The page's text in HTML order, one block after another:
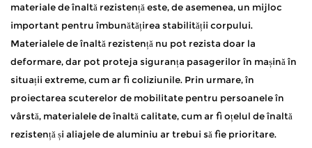
materiale de înaltă rezistență este, de asemenea, un mijloc
important pentru îmbunătățirea stabilității corpului.
Materialele de înaltă rezistență nu pot rezista doar la
deformare, dar pot proteja siguranța pasagerilor în mașină în
situații extreme, cum ar fi coliziunile. Prin urmare, în
proiectarea scuterelor de mobilitate pentru persoanele în
vârstă, materialele de înaltă calitate, cum ar fi oțelul de înaltă
rezistență și aliajele de aluminiu ar trebui să fie prioritare.